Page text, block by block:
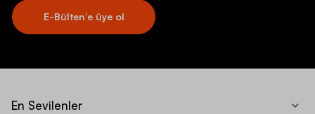
E-Bülten’e üye ol
En Sevilenler